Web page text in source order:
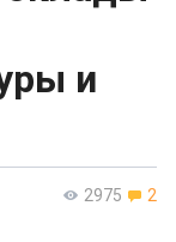
и
2975 2